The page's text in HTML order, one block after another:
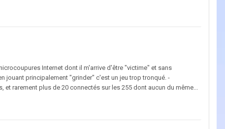
Internet dont il m'arrive d'être "victime" et sans
jouant principalement "grinder" c'est un jeu trop tronqué. -
rarement plus de 20 connectés sur les 255 dont aucun du même...